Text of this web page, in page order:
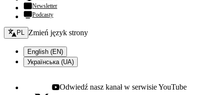
Newsletter
Podcasty
Zmień język - bieżący:
PL Zmień język strony
English (EN)
Українська (UA)
Youtube - otwiera się w nowej karcie
Odwiedź nasz kanał w serwisie YouTube